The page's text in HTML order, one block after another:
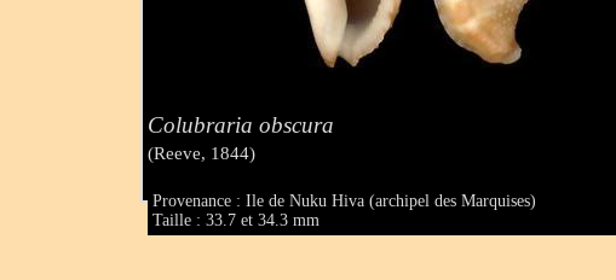
Colubraria obscura
(Reeve, 1844)
Provenance : Ile de Nuku Hiva (archipel des Marquises)
Taille : 33.7 et 34.3 mm